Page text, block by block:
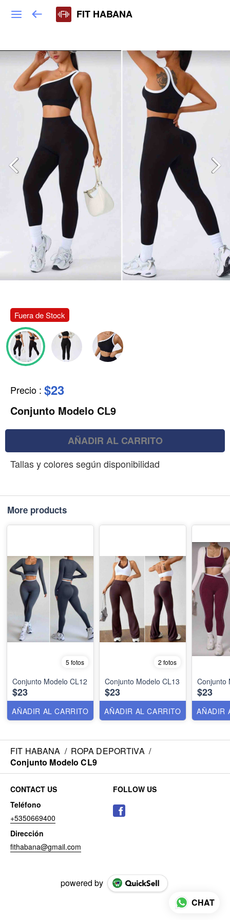
FIT HABANA
Fuera de Stock
Precio : $23
Conjunto Modelo CL9
AÑADIR AL CARRITO
Tallas y colores según disponibilidad
More products
5 fotos
Conjunto Modelo CL12
$23
AÑADIR AL CARRITO
2 fotos
Conjunto Modelo CL13
$23
AÑADIR AL CARRITO
Conjunto
$23
AÑADIR
FIT HABANA / ROPA DEPORTIVA /
Conjunto Modelo CL9
CONTACT US
Teléfono
+5350669400
Dirección
fithabana@gmail.com
FOLLOW US
powered by
CHAT